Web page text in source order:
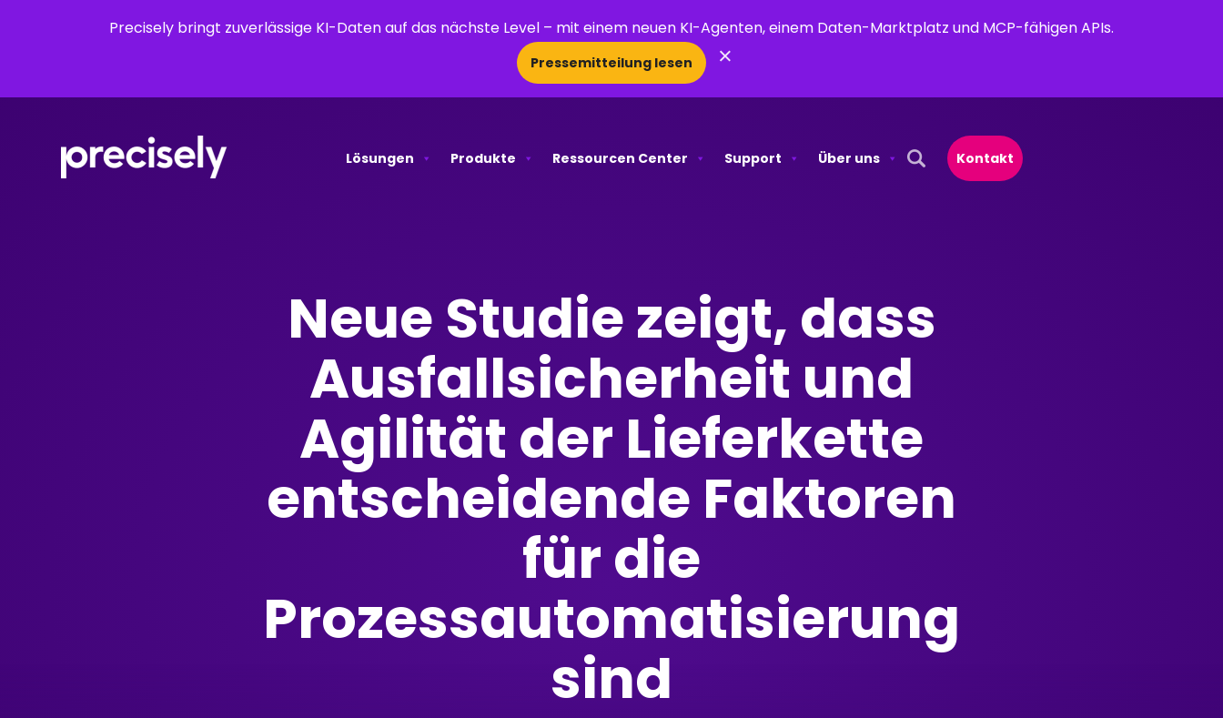
Precisely bringt zuverlässige KI-Daten auf das nächste Level – mit einem neuen KI-Agenten, einem Daten-Marktplatz und MCP-fähigen APIs.
Pressemitteilung lesen ×
Lösungen Produkte Ressourcen Center Support
Über uns
Open Search Popup
Kontakt
Neue Studie zeigt, dass
Ausfallsicherheit und
Agilität der Lieferkette
entscheidende Faktoren
für die
Prozessautomatisierung
sind